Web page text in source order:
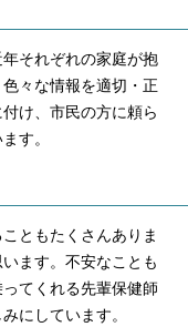
それぞれの家庭が抱
々な情報を適切・正
け、市民の方に頼ら
す。
ともたくさんありま
ます。不安なことも
てくれる先輩保健師
にしています。